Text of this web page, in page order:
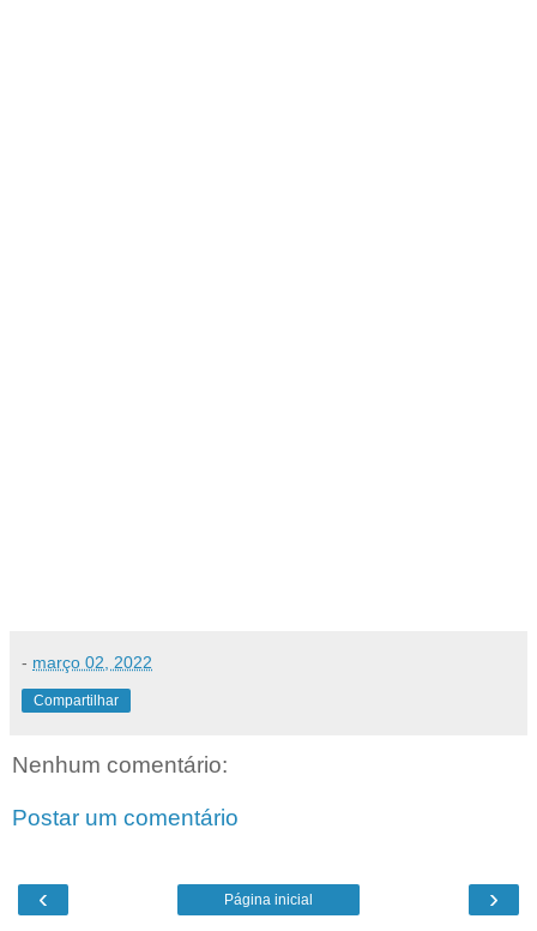
- março 02, 2022
Compartilhar
Nenhum comentário:
Postar um comentário
‹ ›
Página inicial